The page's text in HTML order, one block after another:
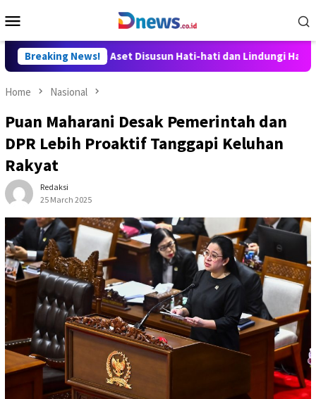
to
Menu
Breaking News!
Aset Disusun Hati-hati dan Lindungi Hak Masyarakat
Home Nasional
Puan Maharani Desak Pemerintah dan
DPR Lebih Proaktif Tanggapi Keluhan
Rakyat
Redaksi
25 March 2025